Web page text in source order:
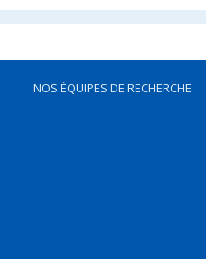
NOS ÉQUIPES DE RECHERCHE